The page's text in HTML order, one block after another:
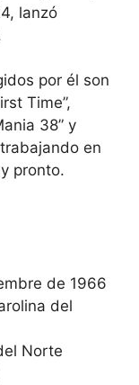
lanzó
por él son
Time”,
38” y
en
pronto.
de 1966
del
Norte